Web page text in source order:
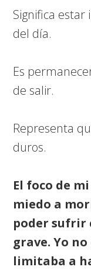
Significa
del día.
Es
de salir.
Representa
duros.
El foco de
miedo a
poder sufrir
grave. Yo
limitaba a